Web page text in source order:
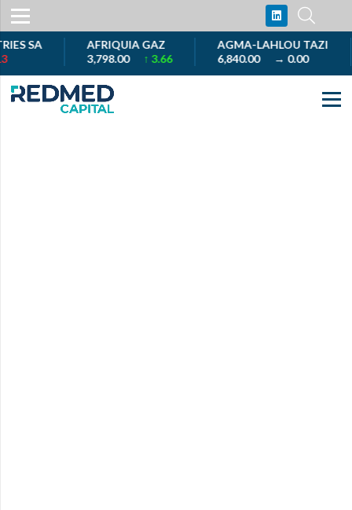
SA
AFRIQUIA GAZ
3,798.00↑ 3.66
AGMA-LAHLOU TAZI
6,840.00→ 0.00